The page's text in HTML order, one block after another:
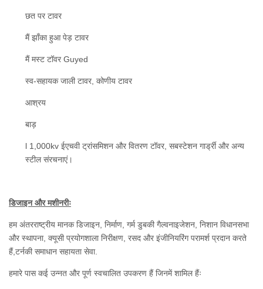
छत पर टावर
मैं झाँका हुआ पेड़ टावर
मैं मस्ट टॉवर Guyed
स्व-सहायक जाली टावर, कोणीय टावर
आश्रय
बाड़
l 1,000kv ईएचवी ट्रांसमिशन और वितरण टॉवर, सबस्टेशन गार्ड्री और अन्य
स्टील संरचनाएं।
डिजाइन और मशीनरीः
हम अंतरराष्ट्रीय मानक डिजाइन, निर्माण, गर्म डुबकी गैल्वनाइजेशन, निशान विधानसभा
और स्थापना, क्यूसी प्रयोगशाला निरीक्षण, रसद और इंजीनियरिंग परामर्श प्रदान करते
हैं,टर्नकी समाधान सहायता सेवा.
हमारे पास कई उन्नत और पूर्ण स्वचालित उपकरण हैं जिनमें शामिल हैंः